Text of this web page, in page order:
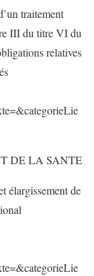
traitement
III du titre VI du
relatives
DE LA SANTE
élargissement de